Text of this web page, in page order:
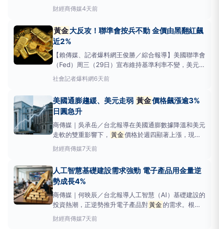
力影響。國際金價每盎司收在4,043美元，單週跌幅超
過1.5%。儘管美國通膨數據出現放緩跡象，顯示通膨
債券提供相對較高的報酬率），持續降低不支付
財經商傳媒4天前
黃金大反攻！聯準會按兵不動 金價由黑翻紅飆
近2%
【賴傳媒、記者爆料網王俊勝／綜合報導】美國聯準會
（Fed）周三（29日）宣布維持基準利率不變，美元與
美債殖利率雙雙走低，帶動
一度勁揚2%，創下近一週新高。現貨
4116.26美元，創下7月23日以來新高。根據路
社會記者爆料網6天前
美國通膨趨緩、美元走弱 黃金價格飆漲逾3%
日圓急升
商傳媒｜吳承岳／台北報導在美國通膨數據降溫和美元
走軟的雙重影響下， 黃金價格於週四顯著上漲，現貨
黃金
盤中漲幅逾3%。與此同時，由於日本國政府與美
國當局可能聯手干預匯市，日圓兌美元匯率也同步飆
4,173.90美元；美國8月黃金期
財經商傳媒7天前
人工智慧基礎建設需求強勁 電子產品用金量逆
勢成長4%
商傳媒｜何映辰／台北報導人工智慧（AI）基礎建設的
投資熱潮，正逆勢推升電子產品對黃金的需求。根據
世界
黃金
協會（WorldGoldCouncil）的報告指出，
2026年第二季電子產品領域的
財經商傳媒7天前